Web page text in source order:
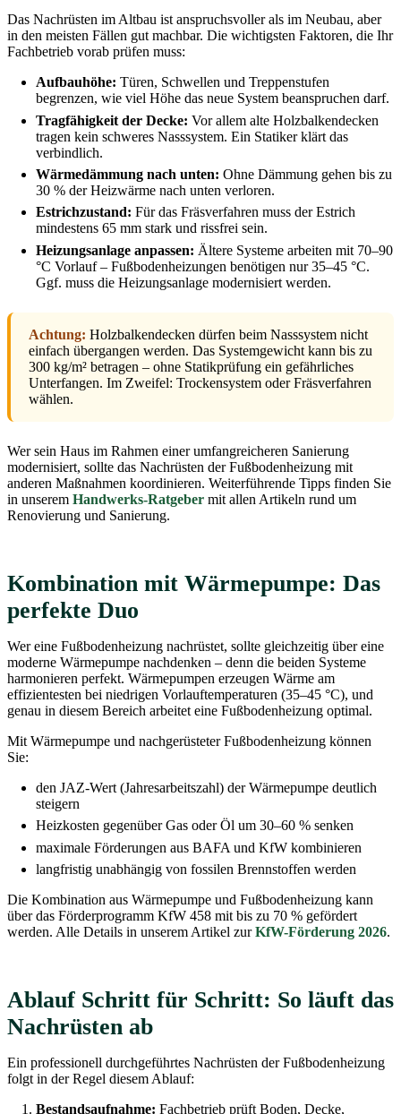
Das Nachrüsten im Altbau ist anspruchsvoller als im Neubau, aber
in den meisten Fällen gut machbar. Die wichtigsten Faktoren, die Ihr
Fachbetrieb vorab prüfen muss:
Aufbauhöhe: Türen, Schwellen und Treppenstufen
begrenzen, wie viel Höhe das neue System beanspruchen darf.
Tragfähigkeit der Decke: Vor allem alte Holzbalkendecken
tragen kein schweres Nasssystem. Ein Statiker klärt das
verbindlich.
Wärmedämmung nach unten: Ohne Dämmung gehen bis zu
30 % der Heizwärme nach unten verloren.
Estrichzustand: Für das Fräsverfahren muss der Estrich
mindestens 65 mm stark und rissfrei sein.
Heizungsanlage anpassen: Ältere Systeme arbeiten mit 70–90
°C Vorlauf – Fußbodenheizungen benötigen nur 35–45 °C.
Ggf. muss die Heizungsanlage modernisiert werden.
Achtung: Holzbalkendecken dürfen beim Nasssystem nicht
einfach übergangen werden. Das Systemgewicht kann bis zu
300 kg/m² betragen – ohne Statikprüfung ein gefährliches
Unterfangen. Im Zweifel: Trockensystem oder Fräsverfahren
wählen.
Wer sein Haus im Rahmen einer umfangreicheren Sanierung
modernisiert, sollte das Nachrüsten der Fußbodenheizung mit
anderen Maßnahmen koordinieren. Weiterführende Tipps finden Sie
in unserem Handwerks-Ratgeber mit allen Artikeln rund um
Renovierung und Sanierung.
Kombination mit Wärmepumpe: Das
perfekte Duo
Wer eine Fußbodenheizung nachrüstet, sollte gleichzeitig über eine
moderne Wärmepumpe nachdenken – denn die beiden Systeme
harmonieren perfekt. Wärmepumpen erzeugen Wärme am
effizientesten bei niedrigen Vorlauftemperaturen (35–45 °C), und
genau in diesem Bereich arbeitet eine Fußbodenheizung optimal.
Mit Wärmepumpe und nachgerüsteter Fußbodenheizung können
Sie:
den JAZ-Wert (Jahresarbeitszahl) der Wärmepumpe deutlich
steigern
Heizkosten gegenüber Gas oder Öl um 30–60 % senken
maximale Förderungen aus BAFA und KfW kombinieren
langfristig unabhängig von fossilen Brennstoffen werden
Die Kombination aus Wärmepumpe und Fußbodenheizung kann
über das Förderprogramm KfW 458 mit bis zu 70 % gefördert
werden. Alle Details in unserem Artikel zurKfW-Förderung 2026.
Ablauf Schritt für Schritt: So läuft das
Nachrüsten ab
Ein professionell durchgeführtes Nachrüsten der Fußbodenheizung
folgt in der Regel diesem Ablauf:
Bestandsaufnahme: Fachbetrieb prüft Boden, Decke,